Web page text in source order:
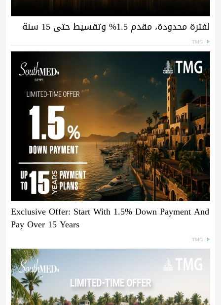
لفترة محدودة، مقدم 1.5% وتقسيط حتى 15 سنة
TMG
Exclusive Offer: Start With 1.5% Down Payment And
Pay Over 15 Years
TMG